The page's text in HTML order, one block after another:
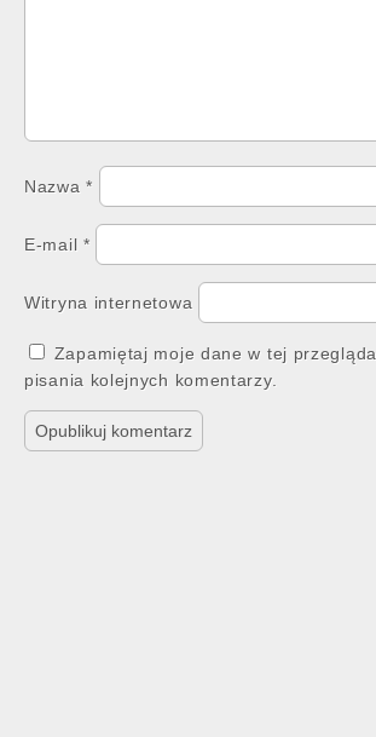
Nazwa*
E-mail *
Witryna internetowa
Zapamiętaj moje dane w tej
pisania kolejnych komentarzy.